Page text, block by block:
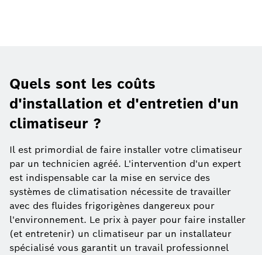
Quels sont les coûts
d'installation et d'entretien d'un
climatiseur ?
Il est primordial de faire installer votre climatiseur
par un technicien agréé. L'intervention d'un expert
est indispensable car la mise en service des
systèmes de climatisation nécessite de travailler
avec des fluides frigorigènes dangereux pour
l'environnement. Le prix à payer pour faire installer
(et entretenir) un climatiseur par un installateur
spécialisé vous garantit un travail professionnel